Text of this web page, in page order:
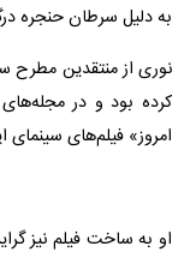
به دلیل سرطان حنجره
کرده بود و در مجله‌های
امروز» فیلم‌های سینمای
او به ساخت فیلم نیز